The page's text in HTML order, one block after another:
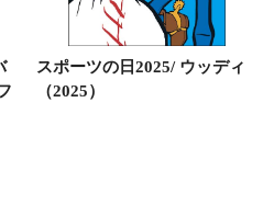
スポーツの日2025/ ウッディ
（2025）